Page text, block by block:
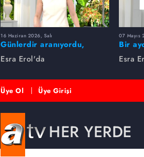
16 Haziran 2026, Salı
Günlerdir aranıyordu,
dakikalar içinde bulundu!
Esra Erol'da
07 Mayıs
Bir
Esra
Esra
Üye Ol Üye Girişi
HER YERDE